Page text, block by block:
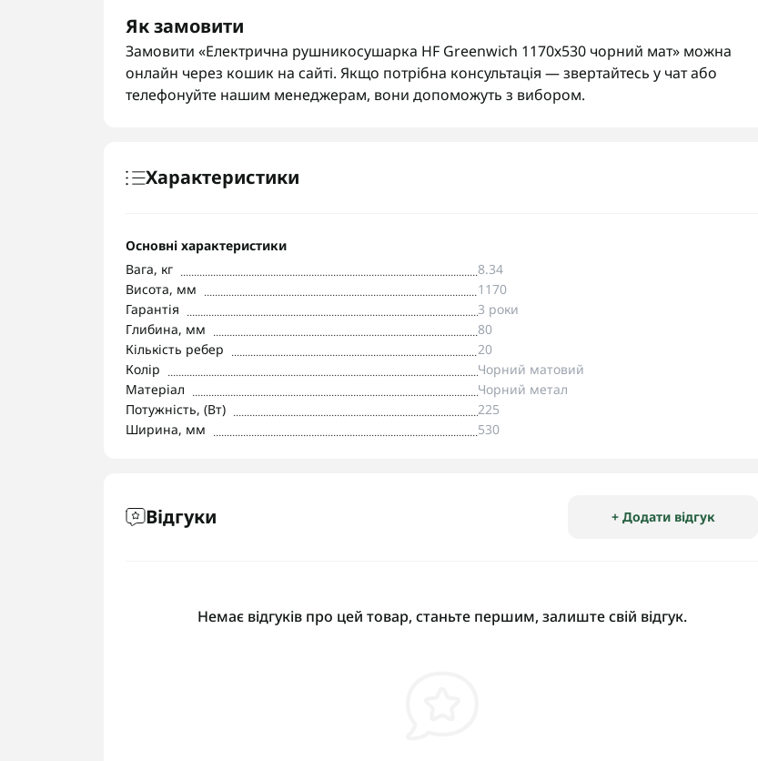
Як замовити
Замовити «Електрична рушникосушарка HF Greenwich 1170х530 чорний мат» можна
онлайн через кошик на сайті. Якщо потрібна консультація — звертайтесь у чат або
телефонуйте нашим менеджерам, вони допоможуть з вибором.
Характеристики
Основні характеристики
Вага, кг
8.34
Висота, мм
1170
Гарантія
3 роки
Глибина, мм
80
Кількість ребер
20
Колір
Чорний матовий
Матеріал
Чорний метал
Потужність, (Вт)
225
Ширина, мм
530
Відгуки + Додати відгук
Немає відгуків про цей товар, станьте першим, залиште свій відгук.